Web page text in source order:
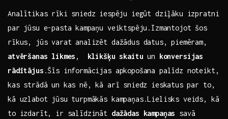
Analītikas rīki sniedz⁤ iespēju iegūt dziļāku izpratni
par jūsu e-pasta⁢ kampaņu veiktspēju.Izmantojot šos
rīkus, jūs varat analizēt dažādus datus,⁢ piemēram,
atvēršanas likmes , ⁣ klikšķu skaitu un konversijas
rādītājus .Šīs​ informācijas apkopošana palīdz noteikt,
kas strādā un kas nē, ⁢kā arī sniedz ieskatus ⁢par to,
kā uzlabot jūsu ‌turpmākās kampaņas.Lielisks veids, kā
to izdarīt, ir salīdzināt dažādas kampaņas savā